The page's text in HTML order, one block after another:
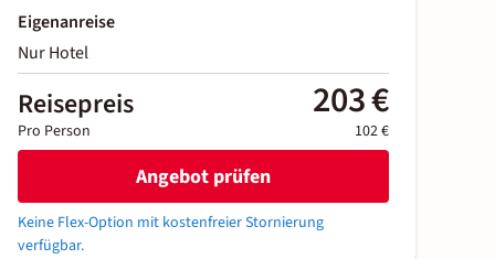
Eigenanreise
Nur Hotel
Reisepreis 203 €
Pro Person 102 €
Angebot prüfen
Keine Flex-Option mit kostenfreier Stornierung
verfügbar.